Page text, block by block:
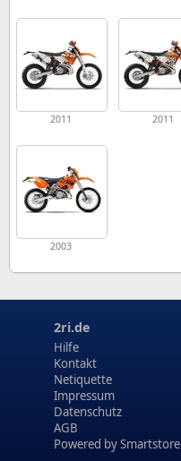
2011 2011
2003
2ri.de
Hilfe
Kontakt
Netiquette
Impressum
Datenschutz
AGB
Powered bySmartstore